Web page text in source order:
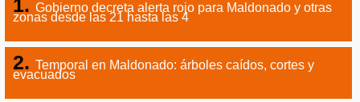
Gobierno decreta alerta rojo para Maldonado y otras
zonas desde las 21 hasta las 4
Temporal en Maldonado: árboles caídos, cortes y
evacuados